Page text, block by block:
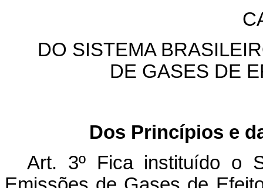
DO SISTEMA
DE GASES DE
Dos Princípios e
Art. 3º Fica instituído o